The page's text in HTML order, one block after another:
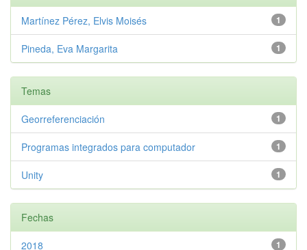
1
Martínez Pérez, Elvis Moisés
1
Pineda, Eva Margarita
Temas
1
Georreferenciación
1
Programas integrados para computador
1
Unity
Fechas
1
2018